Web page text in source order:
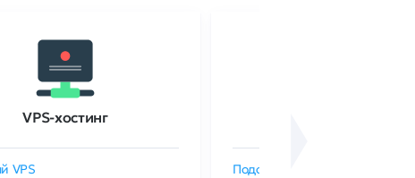
VPS-хостинг
VPS Подобрать SSL-сертификат